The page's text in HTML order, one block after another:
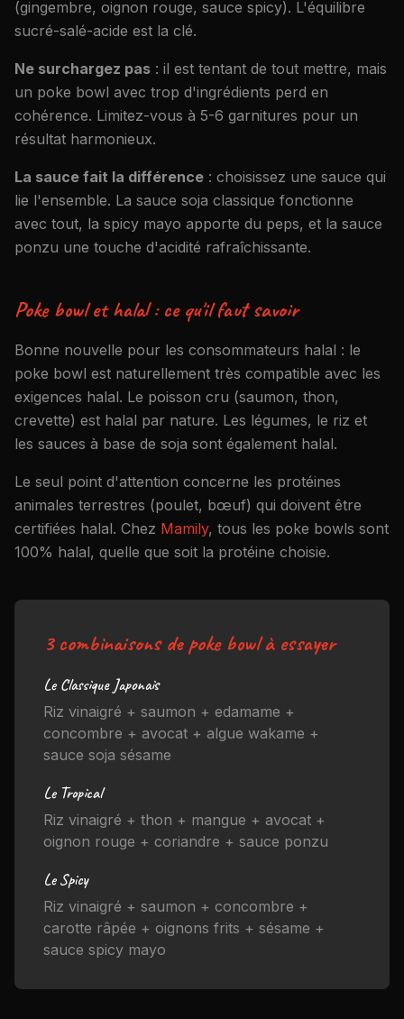
(gingembre, oignon rouge, sauce spicy). L'équilibre
sucré-salé-acide est la clé.
Ne surchargez pas : il est tentant de tout mettre, mais
un poke bowl avec trop d'ingrédients perd en
cohérence. Limitez-vous à 5-6 garnitures pour un
résultat harmonieux.
La sauce fait la différence : choisissez une sauce qui
lie l'ensemble. La sauce soja classique fonctionne
avec tout, la spicy mayo apporte du peps, et la sauce
ponzu une touche d'acidité rafraîchissante.
Poke bowl et halal : ce qu'il faut savoir
Bonne nouvelle pour les consommateurs halal : le
poke bowl est naturellement très compatible avec les
exigences halal. Le poisson cru (saumon, thon,
crevette) est halal par nature. Les légumes, le riz et
les sauces à base de soja sont également halal.
Le seul point d'attention concerne les protéines
animales terrestres (poulet, bœuf) qui doivent être
certifiées halal. Chez Mamily, tous les poke bowls sont
100% halal, quelle que soit la protéine choisie.
3 combinaisons de poke bowl à essayer
Le Classique Japonais
Riz vinaigré + saumon + edamame +
concombre + avocat + algue wakame +
sauce soja sésame
Le Tropical
Riz vinaigré + thon + mangue + avocat +
oignon rouge + coriandre + sauce ponzu
Le Spicy
Riz vinaigré + saumon + concombre +
carotte râpée + oignons frits + sésame +
sauce spicy mayo